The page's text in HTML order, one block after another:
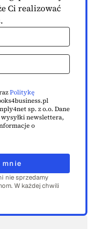
Ci realizować
Politykę
sp. z o.o. Dane
newslettera,
o
mnie
nie sprzedamy
W każdej chwili